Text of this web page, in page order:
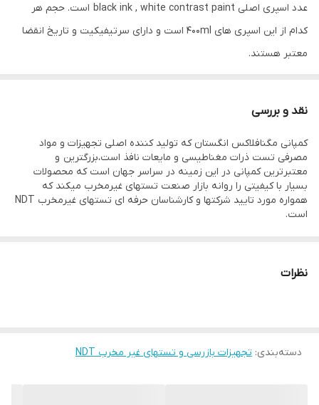
عدد اسپری اصلی black ink , white contrast paint است. حجم هر
کدام از این اسپری های 400ml است و دارای سرتیفیکیت و تاریخ انقضا
معتبر هستند.
نقد و بررسی
کمپانی مگنافلاکس انگستان که تولید کننده اصلی تجهیزات و مواد
مصرفی تست ذرات مغناطیسی و مایعات نافذ است،بزرگترین و
معتبرترین کمپانی در این زمینه در سراسر جهان است که محصولات
بسیار با کیفیتی را روانه بازار صنعت تستهای غیرمخرب میکند که
همواره مورد تایید شرکتها و کارشناسان حرفه ای تستهای غیرمخرب NDT
است.
نظرات
دسته‌بندی: تجهیزات بازرسی و تستهای غیر مخرب NDT